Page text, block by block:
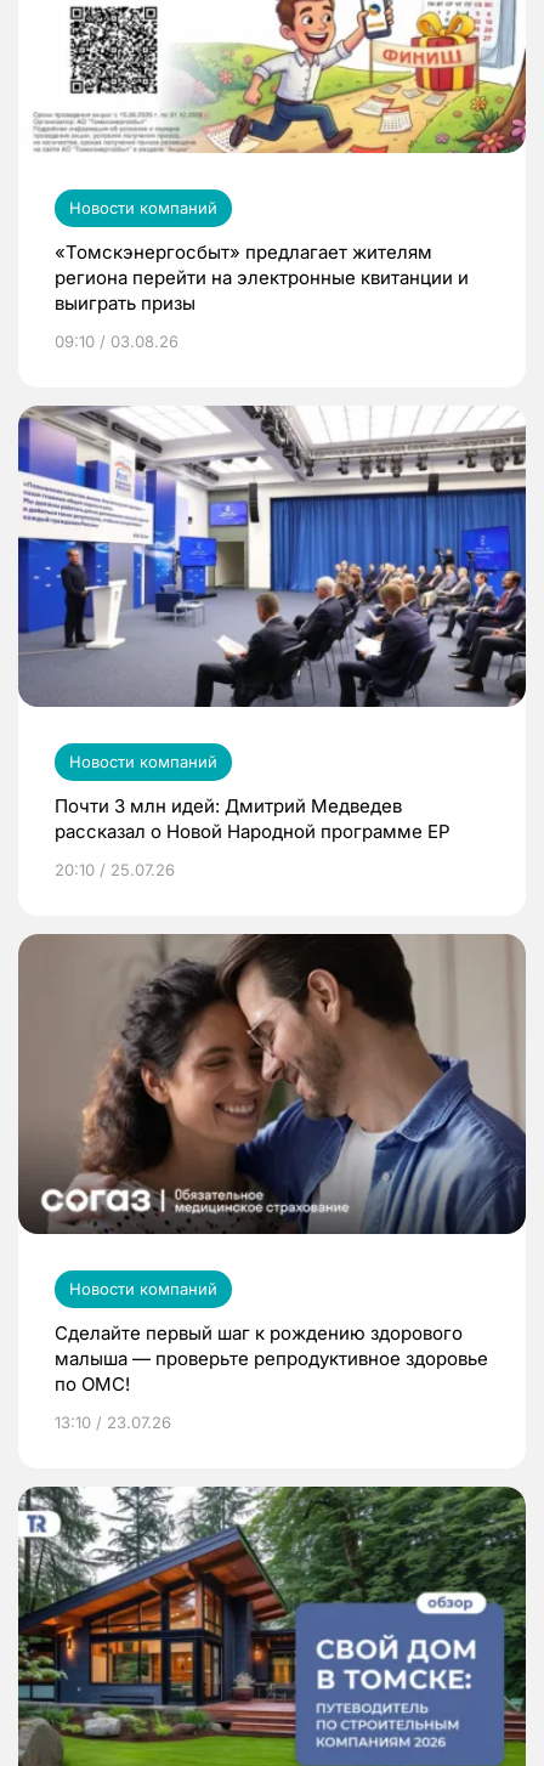
Новости компаний
«Томскэнергосбыт» предлагает жителям
региона перейти на электронные квитанции и
выиграть призы
09:10 / 03.08.26
Новости компаний
Почти 3 млн идей: Дмитрий Медведев
рассказал о Новой Народной программе ЕР
20:10 / 25.07.26
Новости компаний
Сделайте первый шаг к рождению здорового
малыша — проверьте репродуктивное здоровье
по ОМС!
13:10 / 23.07.26